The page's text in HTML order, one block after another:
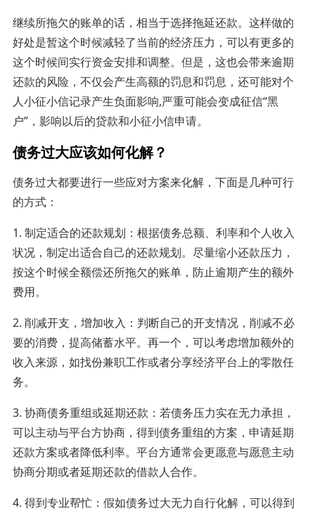
继续所拖欠的账单的话，相当于选择拖延还款。这样做的
好处是暂这个时候减轻了当前的经济压力，可以有更多的
这个时候间实行资金安排和调整。但是，这也会带来逾期
还款的风险，不仅会产生高额的罚息和罚息，还可能对个
人小征小信记录产生负面影响,严重可能会变成征信“黑
户”，影响以后的贷款和小征小信申请。
债务过大应该如何化解？
债务过大都要进行一些应对方案来化解，下面是几种可行
的方式：
1. 制定适合的还款规划：根据债务总额、利率和个人收入
状况，制定出适合自己的还款规划。尽量缩小还款压力，
按这个时候全额偿还所拖欠的账单，防止逾期产生的额外
费用。
2. 削减开支，增加收入：判断自己的开支情况，削减不必
要的消费，提高储蓄水平。再一个，可以考虑增加额外的
收入来源，如找份兼职工作或者分享经济平台上的零散任
务。
3. 协商债务重组或延期还款：若债务压力实在无力承担，
可以主动与平台方协商，得到债务重组的方案，申请延期
还款方案或者降低利率。平台方通常会更愿意与愿意主动
协商分期或者延期还款的借款人合作。
4. 得到专业帮忙：假如债务过大无力自行化解，可以得到